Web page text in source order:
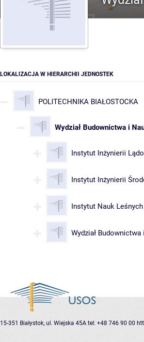
LOKALIZACJA W HIERARCHII JEDNOSTEK
POLITECHNIKA BIAŁOSTOCKA
Wydział Budownictwa i
Instytut Inżynierii
Instytut Inżynierii
Instytut Nauk Leśnych
Wydział
15-351 Białystok, ul. Wiejska 45A tel: +48 746 90 00